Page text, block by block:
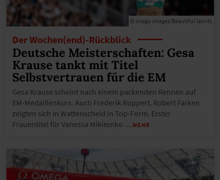
© imago images/Beautiful Sports
Der Wochen(end)-Rückblick
Deutsche Meisterschaften: Gesa
Krause tankt mit Titel
Selbstvertrauen für die EM
Gesa Krause scheint nach einem packenden Rennen auf
EM-Medaillenkurs. Auch Frederik Ruppert, Robert Farken
zeigten sich in Wattenscheid in Top-Form. Erster
Frauentitel für Vanessa Mikitenko. …MEHR